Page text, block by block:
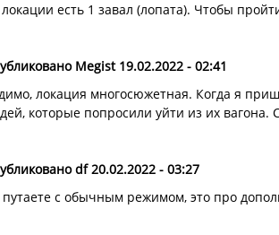
есть 1 завал (лопата). Чтобы
Megist 19.02.2022 - 02:41
локация многосюжетная. Когда я
которые попросили уйти из их
df 20.02.2022 - 03:27
с обычным режимом, это про